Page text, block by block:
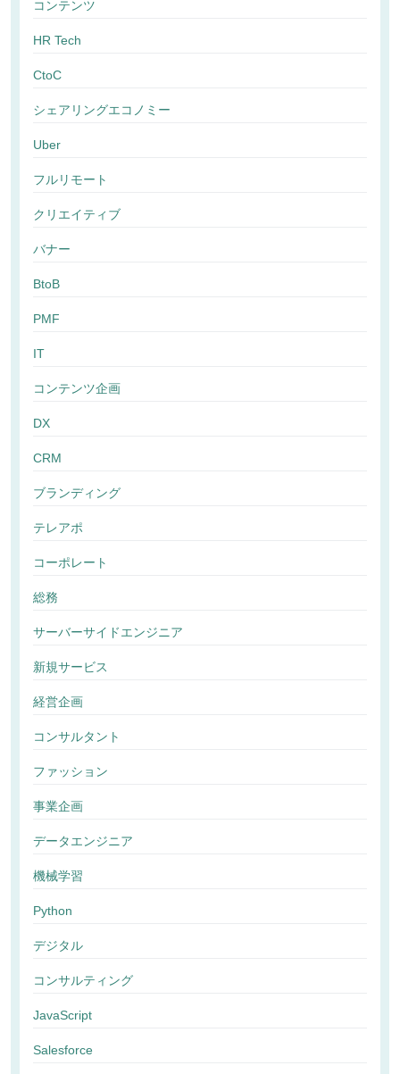
コンテンツ
HR Tech
CtoC
シェアリングエコノミー
Uber
フルリモート
クリエイティブ
バナー
BtoB
PMF
IT
コンテンツ企画
DX
CRM
ブランディング
テレアポ
コーポレート
総務
サーバーサイドエンジニア
新規サービス
経営企画
コンサルタント
ファッション
事業企画
データエンジニア
機械学習
Python
デジタル
コンサルティング
JavaScript
Salesforce